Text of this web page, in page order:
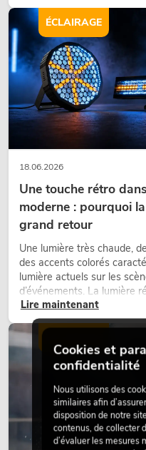
d’aménagement modernes.
18.06.2026
Une touche rétro
moderne : pourquoi
grand retour
Une lumière très chaude,
des accents colorés
lumière actuels sur les
d’événements. La lumière
nostalgique, mais un outil
ciblée : elle crée une
scènes et peut rendre les
émotionnelles.
Lire maintenant
ÉCLAIRAGE
Cookies et
confidentialité
Nous utilisons des
similaires afin
disposition de notre
contenus, de collecter
d’évaluer les mesures